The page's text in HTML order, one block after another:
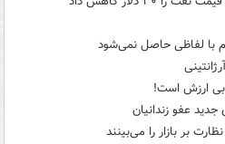
با لفاظی حاصل نمی‌شود
بی ارزش است!
عفو زندانیان
بر بازار را می‌بینند